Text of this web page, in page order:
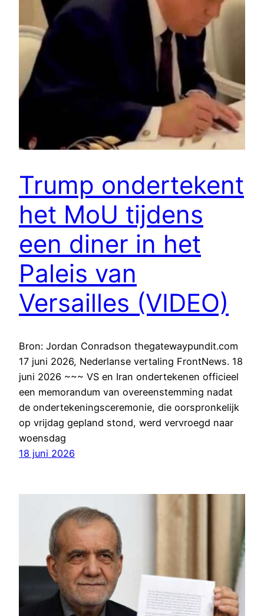
Trump ondertekent
het MoU tijdens
een diner in het
Paleis van
Versailles (VIDEO)
Bron: Jordan Conradson thegatewaypundit.com
17 juni 2026, Nederlanse vertaling FrontNews. 18
juni 2026 ~~~ VS en Iran ondertekenen officieel
een memorandum van overeenstemming nadat
de ondertekeningsceremonie, die oorspronkelijk
op vrijdag gepland stond, werd vervroegd naar
woensdag
18 juni 2026